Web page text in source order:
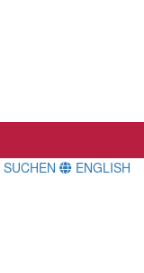
SUCHEN ENGLISH